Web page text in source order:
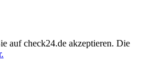
auf check24.de akzeptieren. Die